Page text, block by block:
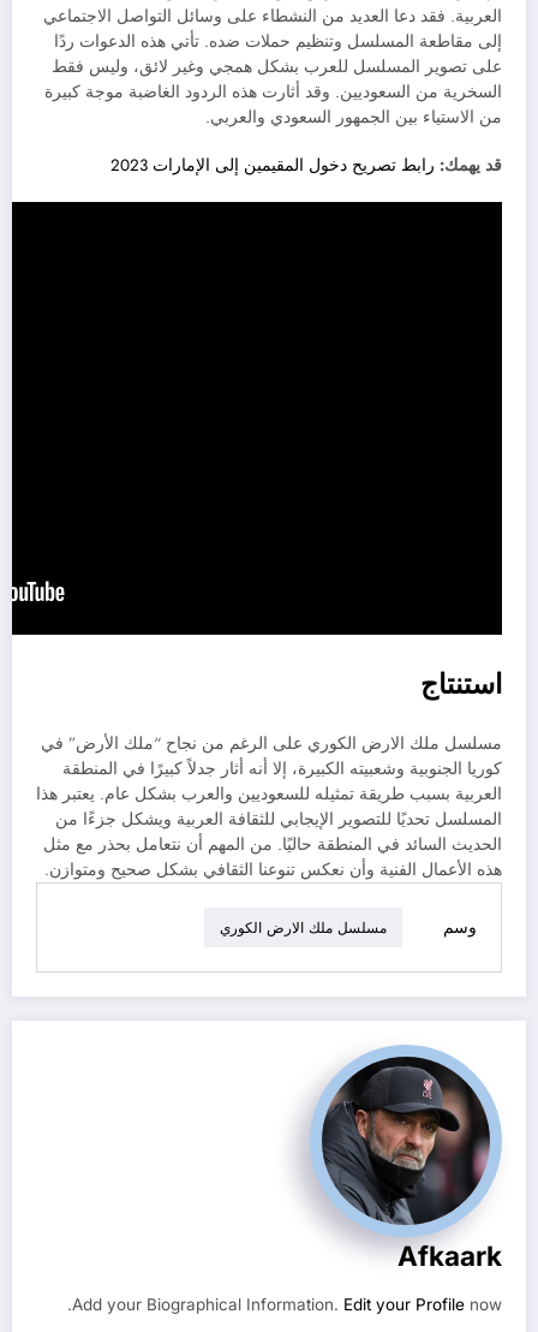
العربية. فقد دعا العديد من النشطاء على وسائل التواصل الاجتماعي
إلى مقاطعة المسلسل وتنظيم حملات ضده. تأتي هذه الدعوات ردًا
على تصوير المسلسل للعرب بشكل همجي وغير لائق، وليس فقط
السخرية من السعوديين. وقد أثارت هذه الردود الغاضبة موجة كبيرة
من الاستياء بين الجمهور السعودي والعربي.
قد يهمك: رابط تصريح دخول المقيمين إلى الإمارات 2023
استنتاج
مسلسل ملك الارض الكوري على الرغم من نجاح “ملك الأرض” في
كوريا الجنوبية وشعبيته الكبيرة، إلا أنه أثار جدلاً كبيرًا في المنطقة
العربية بسبب طريقة تمثيله للسعوديين والعرب بشكل عام. يعتبر هذا
المسلسل تحديًا للتصوير الإيجابي للثقافة العربية ويشكل جزءًا من
الحديث السائد في المنطقة حاليًا. من المهم أن نتعامل بحذر مع مثل
هذه الأعمال الفنية وأن نعكس تنوعنا الثقافي بشكل صحيح ومتوازن.
وسم مسلسل ملك الارض الكوري
Afkaark
Add your Biographical Information. Edit your Profile now.